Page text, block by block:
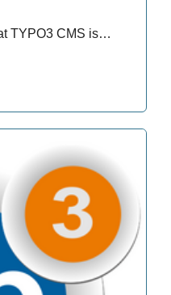
TYPO3 CMS is…